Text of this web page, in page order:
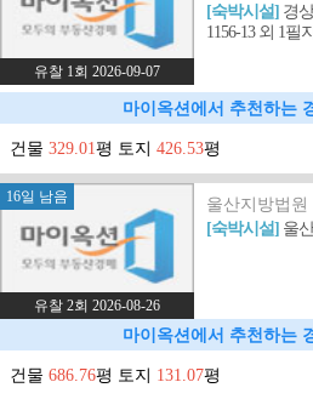
유찰 1회 2026-09-07
[숙박시설] 경
1156-13 외 1필
마이옥션에서 추천하는
건물 329.01평 토지 426.53평
16일 남음
유찰 2회 2026-08-26
울산지방법원
[숙박시설] 울
마이옥션에서 추천하는
건물 686.76평 토지 131.07평